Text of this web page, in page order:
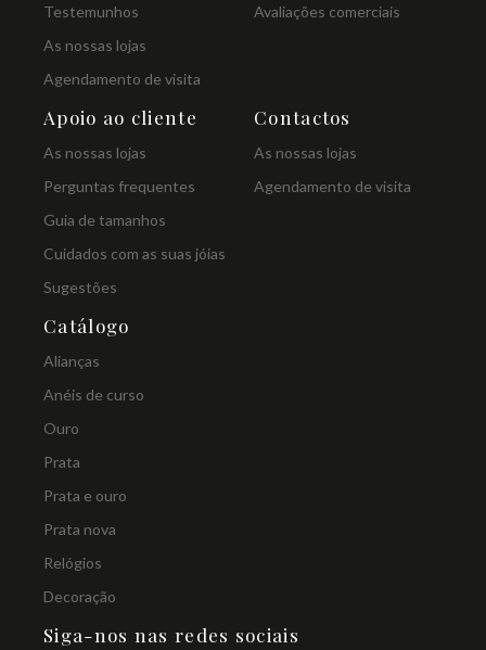
Testemunhos
As nossas lojas
Agendamento de visita
Avaliações comerciais
Apoio ao cliente
As nossas lojas
Perguntas frequentes
Guia de tamanhos
Cuidados com as suas jóias
Sugestões
Contactos
As nossas lojas
Agendamento de visita
Catálogo
Alianças
Anéis de curso
Ouro
Prata
Prata e ouro
Prata nova
Relógios
Decoração
Siga-nos nas redes sociais